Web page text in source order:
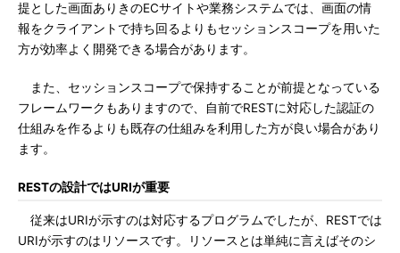
提とした画面ありきのECサイトや業務システムでは、画面の情
報をクライアントで持ち回るよりもセッションスコープを用いた
方が効率よく開発できる場合があります。
また、セッションスコープで保持することが前提となっている
フレームワークもありますので、自前でRESTに対応した認証の
仕組みを作るよりも既存の仕組みを利用した方が良い場合があり
ます。
RESTの設計ではURIが重要
従来はURIが示すのは対応するプログラムでしたが、RESTでは
URIが示すのはリソースです。リソースとは単純に言えばそのシ